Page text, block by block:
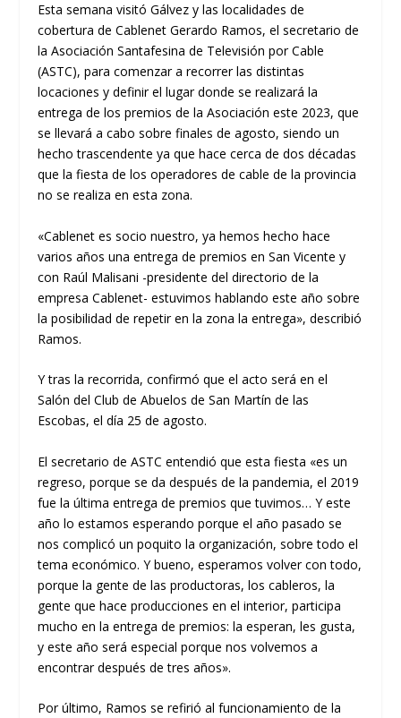
Esta semana visitó Gálvez y las localidades de
cobertura de Cablenet Gerardo Ramos, el secretario de
la Asociación Santafesina de Televisión por Cable
(ASTC), para comenzar a recorrer las distintas
locaciones y definir el lugar donde se realizará la
entrega de los premios de la Asociación este 2023, que
se llevará a cabo sobre finales de agosto, siendo un
hecho trascendente ya que hace cerca de dos décadas
que la fiesta de los operadores de cable de la provincia
no se realiza en esta zona.
«Cablenet es socio nuestro, ya hemos hecho hace
varios años una entrega de premios en San Vicente y
con Raúl Malisani -presidente del directorio de la
empresa Cablenet- estuvimos hablando este año sobre
la posibilidad de repetir en la zona la entrega», describió
Ramos.
Y tras la recorrida, confirmó que el acto será en el
Salón del Club de Abuelos de San Martín de las
Escobas, el día 25 de agosto.
El secretario de ASTC entendió que esta fiesta «es un
regreso, porque se da después de la pandemia, el 2019
fue la última entrega de premios que tuvimos… Y este
año lo estamos esperando porque el año pasado se
nos complicó un poquito la organización, sobre todo el
tema económico. Y bueno, esperamos volver con todo,
porque la gente de las productoras, los cableros, la
gente que hace producciones en el interior, participa
mucho en la entrega de premios: la esperan, les gusta,
y este año será especial porque nos volvemos a
encontrar después de tres años».
Por último, Ramos se refirió al funcionamiento de la